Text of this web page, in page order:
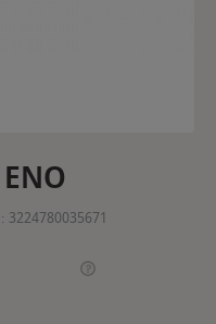
3224780035671